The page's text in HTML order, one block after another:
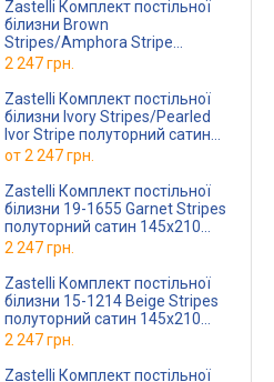
Zastelli Комплект постільної
білизни Brown
Stripes/Amphora Stripe
полуторний сатин 145х210
Коричневий
2 247 грн.
Zastelli Комплект постільної
білизни Ivory Stripes/Pearled
Ivor Stripe полуторний сатин
145х210 Айворі
от2 247 грн.
Zastelli Комплект постільної
білизни 19-1655 Garnet Stripes
полуторний сатин 145х210
Гранатовий
2 247 грн.
Zastelli Комплект постільної
білизни 15-1214 Beige Stripes
полуторний сатин 145х210
Бежевий
2 247 грн.
Zastelli Комплект постільної